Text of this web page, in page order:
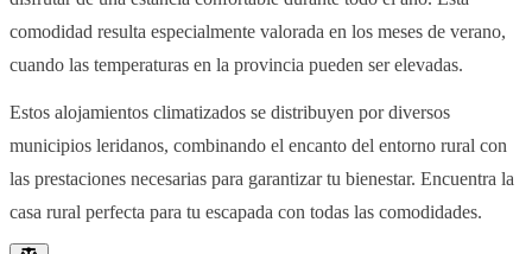
comodidad resulta especialmente valorada en los meses de verano,
cuando las temperaturas en la provincia pueden ser elevadas.
Estos alojamientos climatizados se distribuyen por diversos
municipios leridanos, combinando el encanto del entorno rural con
las prestaciones necesarias para garantizar tu bienestar. Encuentra la
casa rural perfecta para tu escapada con todas las comodidades.